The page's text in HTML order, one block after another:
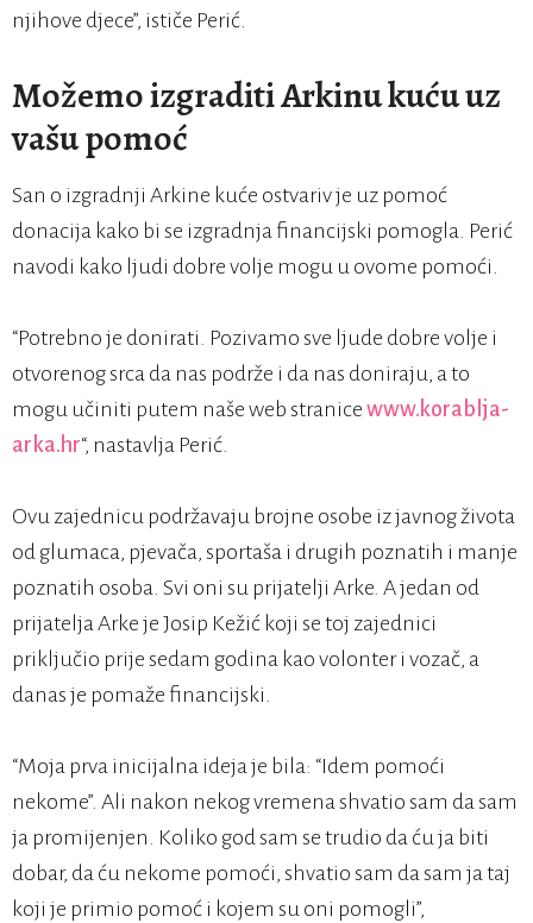
njihove djece”, ističe Perić.
Možemo izgraditi Arkinu kuću uz
vašu pomoć
San o izgradnji Arkine kuće ostvariv je uz pomoć
donacija kako bi se izgradnja financijski pomogla. Perić
navodi kako ljudi dobre volje mogu u ovome pomoći.
“Potrebno je donirati. Pozivamo sve ljude dobre volje i
otvorenog srca da nas podrže i da nas doniraju, a to
mogu učiniti putem naše web stranice www.korablja-
arka.hr“, nastavlja Perić.
Ovu zajednicu podržavaju brojne osobe iz javnog života
od glumaca, pjevača, sportaša i drugih poznatih i manje
poznatih osoba. Svi oni su prijatelji Arke. A jedan od
prijatelja Arke je Josip Kežić koji se toj zajednici
priključio prije sedam godina kao volonter i vozač, a
danas je pomaže financijski.
“Moja prva inicijalna ideja je bila: “Idem pomoći
nekome”. Ali nakon nekog vremena shvatio sam da sam
ja promijenjen. Koliko god sam se trudio da ću ja biti
dobar, da ću nekome pomoći, shvatio sam da sam ja taj
koji je primio pomoć i kojem su oni pomogli”,